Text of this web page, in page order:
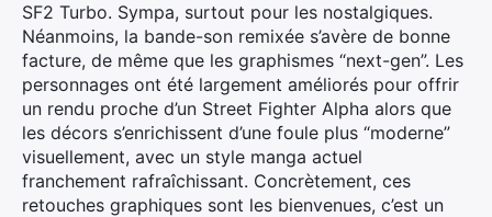
SF2 Turbo. Sympa, surtout pour les nostalgiques.
Néanmoins, la bande-son remixée s’avère de bonne
facture, de même que les graphismes “next-gen”. Les
personnages ont été largement améliorés pour offrir
un rendu proche d’un Street Fighter Alpha alors que
les décors s’enrichissent d’une foule plus “moderne”
visuellement, avec un style manga actuel
franchement rafraîchissant. Concrètement, ces
retouches graphiques sont les bienvenues, c’est un